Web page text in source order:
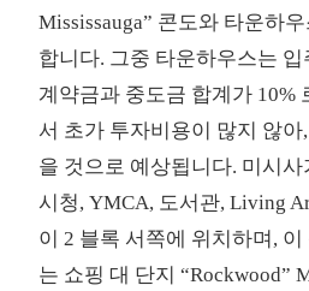
Mississauga” 콘도와 타운하
합니다. 그중 타운하우스는
계약금과 중도금 합계가 10%
서 초가 투자비용이 많지 않
을 것으로 예상됩니다. 미시사
시청, YMCA, 도서관, Living
이 2 블록 서쪽에 위치하며, 이
는 쇼핑 대 단지 “Rockwood”